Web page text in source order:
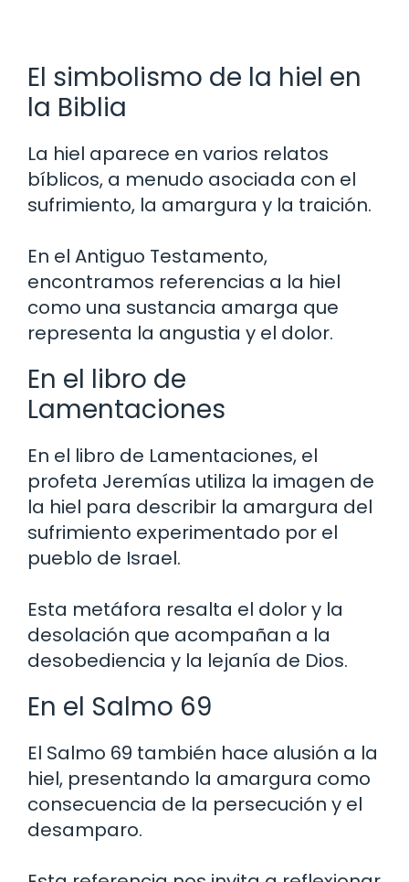
El simbolismo de la hiel en
la Biblia
La hiel aparece en varios relatos
bíblicos, a menudo asociada con el
sufrimiento, la amargura y la traición.
En el Antiguo Testamento,
encontramos referencias a la hiel
como una sustancia amarga que
representa la angustia y el dolor.
En el libro de
Lamentaciones
En el libro de Lamentaciones, el
profeta Jeremías utiliza la imagen de
la hiel para describir la amargura del
sufrimiento experimentado por el
pueblo de Israel.
Esta metáfora resalta el dolor y la
desolación que acompañan a la
desobediencia y la lejanía de Dios.
En el Salmo 69
El Salmo 69 también hace alusión a la
hiel, presentando la amargura como
consecuencia de la persecución y el
desamparo.